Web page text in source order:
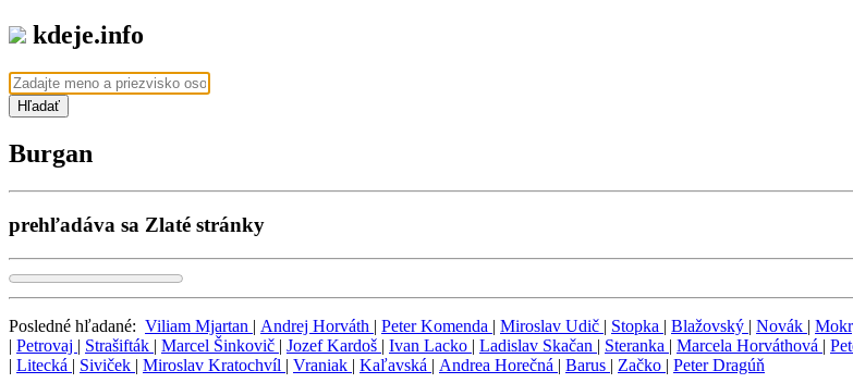
kdeje.info
Hľadať
Burgan
prehľadáva sa Zlaté stránky
Posledné hľadané: Viliam Mjartan | Andrej Horváth | Peter Komenda | Miroslav Udič | Stopka | Blažovský | Novák |
| Petrovaj | Strašifták | Marcel Šinkovič | Jozef Kardoš | Ivan Lacko | Ladislav Skačan | Steranka | Marcela Horváthová |
| Litecká | Siviček | Miroslav Kratochvíl | Vraniak | Kaľavská | Andrea Horečná | Barus | Začko | Peter Dragúň